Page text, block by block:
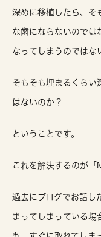
深めに移植したら、そ
な歯にならないのでは
なってしまうのではな
そもそも埋まるくらい
はないのか？
ということです。
これを解決するのが「
過去にブログでお話し
まってしまっている場